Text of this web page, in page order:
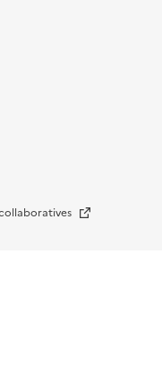
Nouvelle fenêtre